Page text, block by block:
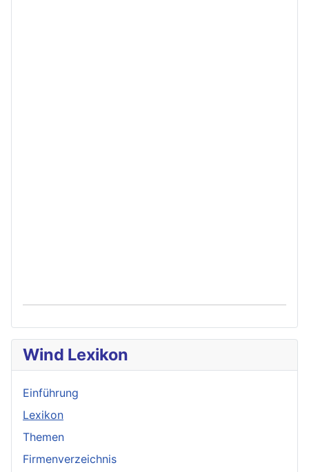
Wind Lexikon
Einführung
Lexikon
Themen
Firmenverzeichnis